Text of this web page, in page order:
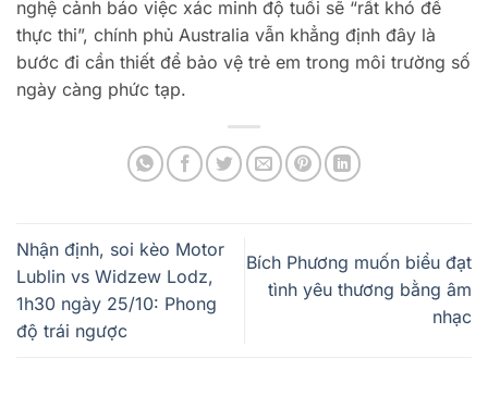
nghệ cảnh báo việc xác minh độ tuổi sẽ “rất khó để
thực thi”, chính phủ Australia vẫn khẳng định đây là
bước đi cần thiết để bảo vệ trẻ em trong môi trường số
ngày càng phức tạp.
Nhận định, soi kèo Motor
Lublin vs Widzew Lodz,
1h30 ngày 25/10: Phong
độ trái ngược
Bích Phương muốn biểu đạt
tình yêu thương bằng âm
nhạc